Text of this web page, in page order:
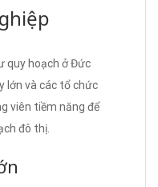
quy hoạch ở Đức
lớn và các tổ chức
viên tiềm năng để
đô thị.